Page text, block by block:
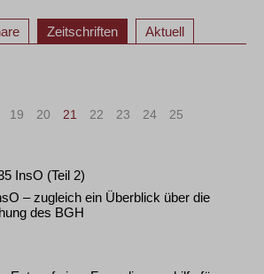
Zeitschriften Aktuell
19 20 21 22 23 24 25
InsO (Teil 2)
– zugleich ein Überblick über die
des BGH